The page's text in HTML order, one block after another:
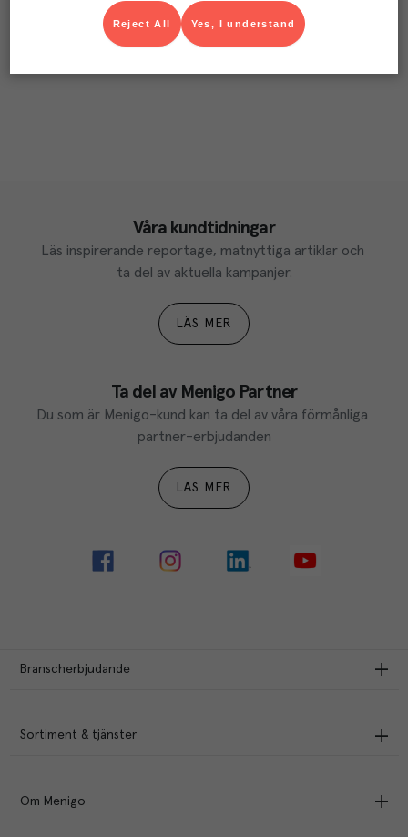
Våra kundtidningar
Läs inspirerande reportage, matnyttiga artiklar och
ta del av aktuella kampanjer.
LÄS MER
Ta del av Menigo Partner
Du som är Menigo-kund kan ta del av våra förmånliga
partner-erbjudanden
LÄS MER
Branscherbjudande
Sortiment & tjänster
Om Menigo
Yes, I understand
Reject All